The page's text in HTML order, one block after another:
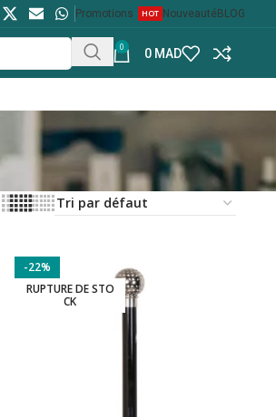
Promotions HOT Nouveauté BLOG
0 0 MAD
-22%
RUPTURE DE STO
CK